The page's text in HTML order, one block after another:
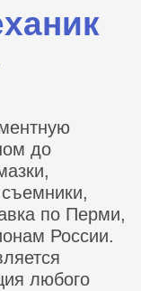
до
по Перми,
России.
любого